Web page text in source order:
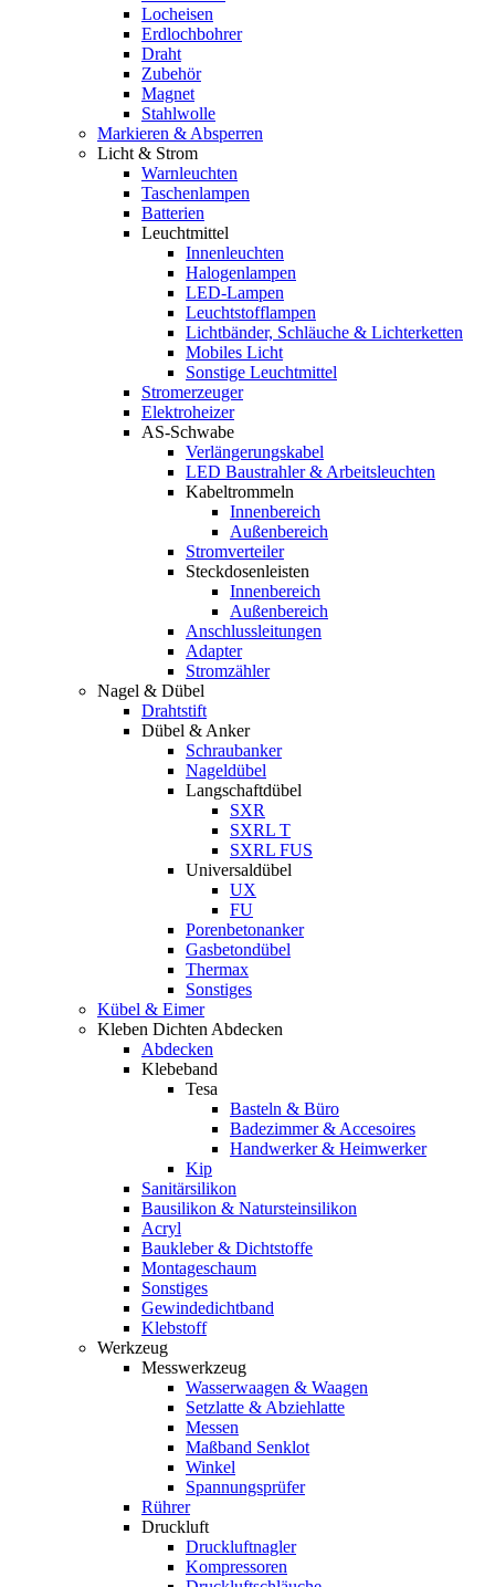
Locheisen
Erdlochbohrer
Draht
Zubehör
Magnet
Stahlwolle
Markieren & Absperren
Licht & Strom
Warnleuchten
Taschenlampen
Batterien
Leuchtmittel
Innenleuchten
Halogenlampen
LED-Lampen
Leuchtstofflampen
Lichtbänder, Schläuche & Lichterketten
Mobiles Licht
Sonstige Leuchtmittel
Stromerzeuger
Elektroheizer
AS-Schwabe
Verlängerungskabel
LED Baustrahler & Arbeitsleuchten
Kabeltrommeln
Innenbereich
Außenbereich
Stromverteiler
Steckdosenleisten
Innenbereich
Außenbereich
Anschlussleitungen
Adapter
Stromzähler
Nagel & Dübel
Drahtstift
Dübel & Anker
Schraubanker
Nageldübel
Langschaftdübel
SXR
SXRL T
SXRL FUS
Universaldübel
UX
FU
Porenbetonanker
Gasbetondübel
Thermax
Sonstiges
Kübel & Eimer
Kleben Dichten Abdecken
Abdecken
Klebeband
Tesa
Basteln & Büro
Badezimmer & Accesoires
Handwerker & Heimwerker
Kip
Sanitärsilikon
Bausilikon & Natursteinsilikon
Acryl
Baukleber & Dichtstoffe
Montageschaum
Sonstiges
Gewindedichtband
Klebstoff
Werkzeug
Messwerkzeug
Wasserwaagen & Waagen
Setzlatte & Abziehlatte
Messen
Maßband Senklot
Winkel
Spannungsprüfer
Rührer
Druckluft
Druckluftnagler
Kompressoren